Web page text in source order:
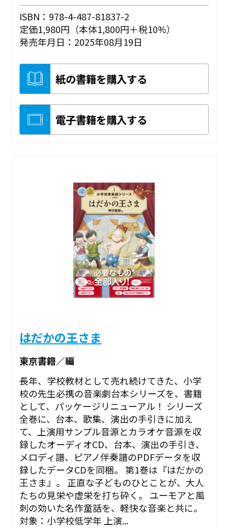
ISBN：978-4-487-81837-2
定価1,980円（本体1,800円＋税10%）
発売年月日：2025年08月19日
紙の書籍を購入する
電子書籍を購入する
はだかの王さま
東京書籍／編
長年、学校教材として売れ続けてきた、小学
校の先生必携の音楽劇台本シリーズを、書籍
として、パッケージリニューアル！ シリーズ
全巻に、台本、歌集、演出の手引きに加え
て、上演用サンプル音源とカラオケ音源を収
録したオーディオCD、台本、演出の手引き、
メロディ譜、ピアノ伴奏譜のPDFデータを収
録したデータCDを同梱。 第1巻は『はだかの
王さま』。 正直な子どものひとことが、大人
たちの見栄や虚栄を打ち砕く。 ユーモアと風
刺の効いた名作童話を、軽快な音楽と共に。
対象：小学校低学年 上演...